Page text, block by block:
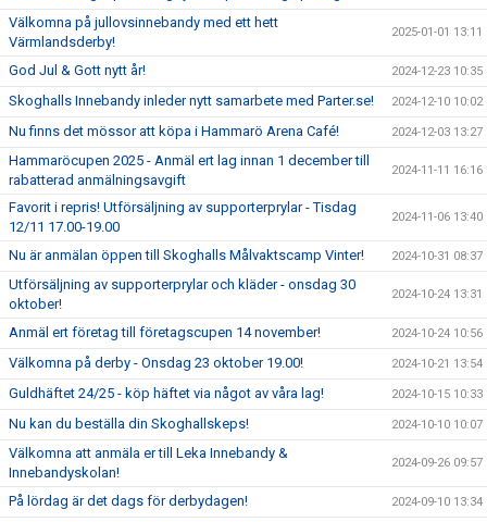
Välkomna på jullovsinnebandy med ett hett
Värmlandsderby!
2025-01-01 13:11
God Jul & Gott nytt år! 2024-12-23 10:35
Skoghalls Innebandy inleder nytt samarbete med Parter.se! 2024-12-10 10:02
Nu finns det mössor att köpa i Hammarö Arena Café! 2024-12-03 13:27
Hammaröcupen 2025 - Anmäl ert lag innan 1 december till
rabatterad anmälningsavgift
2024-11-11 16:16
Favorit i repris! Utförsäljning av supporterprylar - Tisdag
12/11 17.00-19.00
2024-11-06 13:40
Nu är anmälan öppen till Skoghalls Målvaktscamp Vinter! 2024-10-31 08:37
Utförsäljning av supporterprylar och kläder - onsdag 30
oktober!
2024-10-24 13:31
Anmäl ert företag till företagscupen 14 november! 2024-10-24 10:56
Välkomna på derby - Onsdag 23 oktober 19.00! 2024-10-21 13:54
Guldhäftet 24/25 - köp häftet via något av våra lag! 2024-10-15 10:33
Nu kan du beställa din Skoghallskeps! 2024-10-10 10:07
Välkomna att anmäla er till Leka Innebandy &
Innebandyskolan!
2024-09-26 09:57
På lördag är det dags för derbydagen! 2024-09-10 13:34